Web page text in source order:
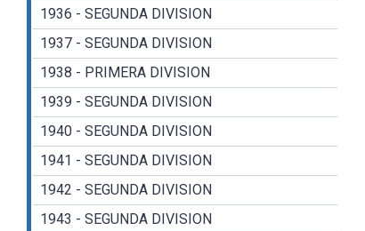
1936 - SEGUNDA DIVISION
1937 - SEGUNDA DIVISION
1938 - PRIMERA DIVISION
1939 - SEGUNDA DIVISION
1940 - SEGUNDA DIVISION
1941 - SEGUNDA DIVISION
1942 - SEGUNDA DIVISION
1943 - SEGUNDA DIVISION